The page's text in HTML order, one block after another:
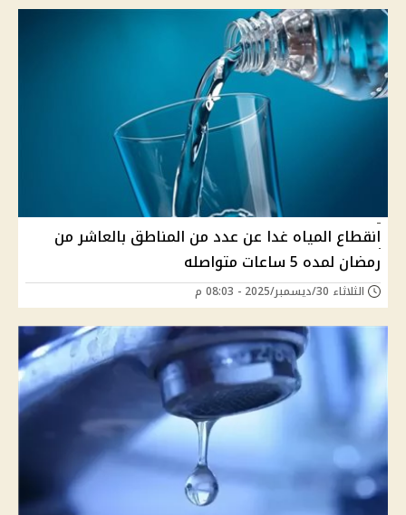
انقطاع المياه غدا عن عدد من المناطق بالعاشر من
رمضان لمده 5 ساعات متواصله
الثلاثاء 30/ديسمبر/2025 - 08:03 م